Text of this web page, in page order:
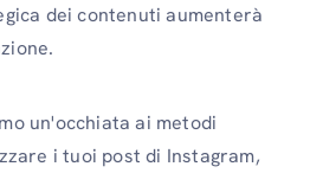
dei contenuti aumenterà
un'occhiata ai metodi
i tuoi post di Instagram,